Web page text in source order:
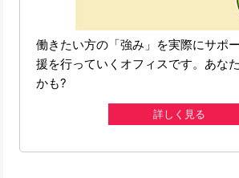
働きたい方の「強み」を実際にサポ
援を行っていくオフィスです。あな
かも?
詳しく見る